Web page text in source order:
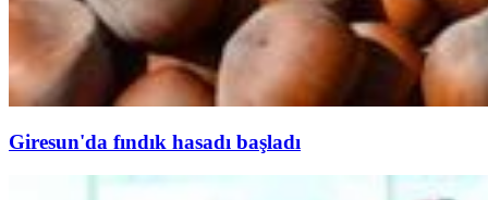
Giresun'da fındık hasadı başladı